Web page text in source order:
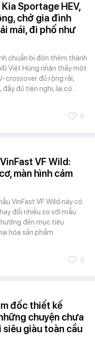
Sportage HEV,
chở gia đình
mái, đi phố như
chuẩn bị đón thêm thành
Việt Hùng nhận thấy một
crossover đủ rộng rãi,
đầy đủ tiện nghi, lại có…
0
VF Wild:
màn hình cảm
VinFast VF Wild này có
đổi nhiều so với mẫu
đến mục tiêu
hóa sản phẩm.
0
đốc thiết kế
chuyện chưa
siêu giàu toàn cầu